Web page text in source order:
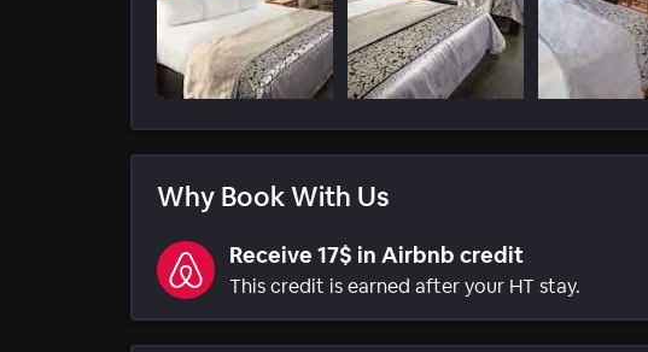
Why Book With Us
Receive 17$ in Airbnb credit
This credit is earned after your HT stay.